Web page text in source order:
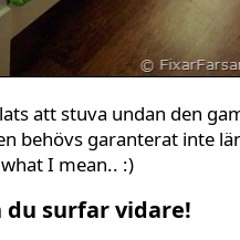
att stuva undan den
behövs garanterat inte
I mean.. :)
surfar vidare!